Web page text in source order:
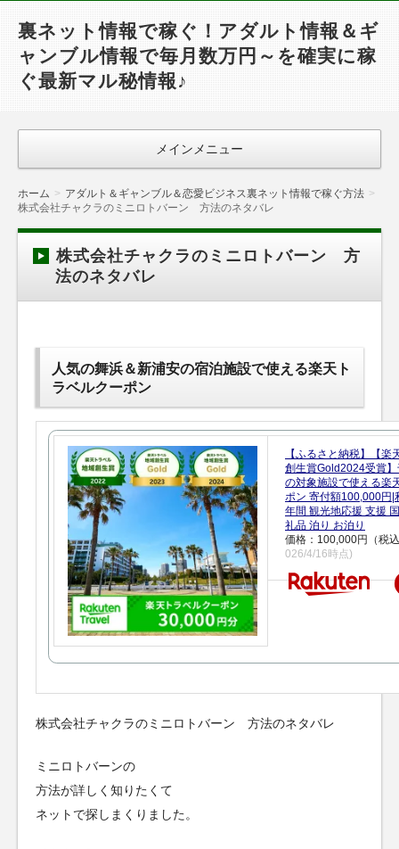
裏ネット情報で稼ぐ！アダルト情報＆ギ
ャンブル情報で毎月数万円～を確実に稼
ぐ最新マル秘情報♪
メインメニュー
ホーム
アダルト＆ギャンブル＆恋愛ビジネス裏ネット情報で稼ぐ方法
株式会社チャクラのミニロトバーン 方法のネタバレ
株式会社チャクラのミニロトバーン 方
法のネタバレ
人気の舞浜＆新浦安の宿泊施設で使える楽天ト
ラベルクーポン
【ふるさと納税】【楽
創生賞Gold2024受賞
の対象施設で使える楽
ポン 寄付額100,000円|
年間 観光地応援 支援
礼品 泊り お泊り
価格：100,000円（税
026/4/16時点)
株式会社チャクラのミニロトバーン 方法のネタバレ
ミニロトバーンの
方法が詳しく知りたくて
ネットで探しまくりました。